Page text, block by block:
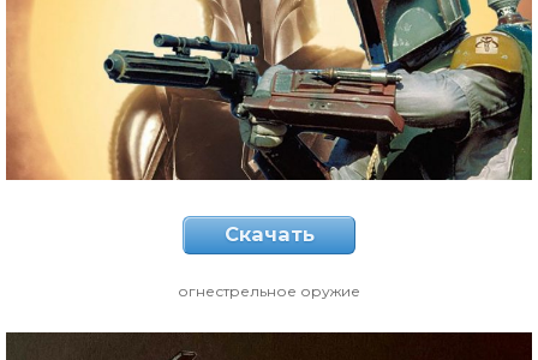
Скачать
огнестрельное оружие